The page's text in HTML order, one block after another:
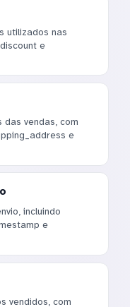
utilizados nas
e
das vendas, com
e
incluindo
e
vendidos, com